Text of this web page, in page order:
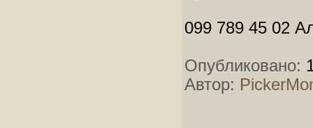
099 789 45 02
Опубликовано:
Автор: